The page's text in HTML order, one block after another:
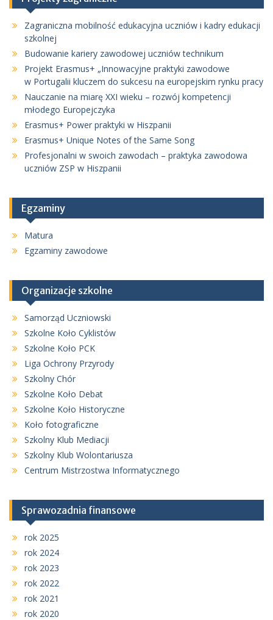
Zagraniczna mobilność edukacyjna uczniów i kadry edukacji
szkolnej
Budowanie kariery zawodowej uczniów technikum
Projekt Erasmus+ „Innowacyjne praktyki zawodowe
w Portugalii kluczem do sukcesu na europejskim rynku pracy
Nauczanie na miarę XXI wieku – rozwój kompetencji
młodego Europejczyka
Erasmus+ Power praktyki w Hiszpanii
Erasmus+ Unique Notes of the Same Song
Profesjonalni w swoich zawodach – praktyka zawodowa
uczniów ZSP w Hiszpanii
Egzaminy
Matura
Egzaminy zawodowe
Organizacje szkolne
Samorząd Uczniowski
Szkolne Koło Cyklistów
Szkolne Koło PCK
Liga Ochrony Przyrody
Szkolny Chór
Szkolne Koło Debat
Szkolne Koło Historyczne
Koło fotograficzne
Szkolny Klub Mediacji
Szkolny Klub Wolontariusza
Centrum Mistrzostwa Informatycznego
Sprawozadnia finansowe
rok 2025
rok 2024
rok 2023
rok 2022
rok 2021
rok 2020